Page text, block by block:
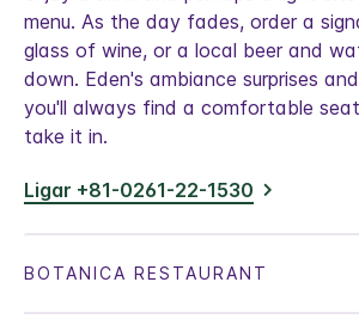
menu. As the day fades, order a
glass of wine, or a local beer and
down. Eden's ambiance surprises
you'll always find a comfortable
take it in.
Ligar +81-0261-22-1530